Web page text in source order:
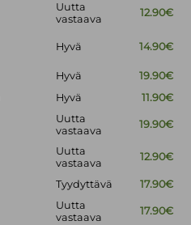
Uutta
vastaava
12.90€
Hyvä 14.90€
Hyvä
19.90€
Hyvä 11.90€
Uutta
vastaava
19.90€
Uutta
vastaava
12.90€
Tyydyttävä 17.90€
Uutta
vastaava
17.90€